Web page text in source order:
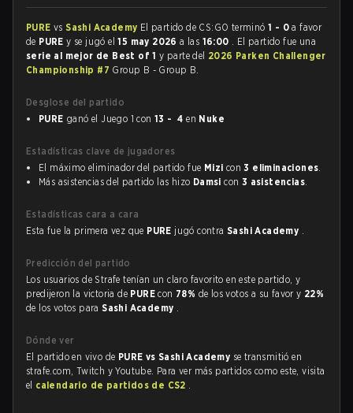
PURE vs Sashi Academy El partido de CS:GO terminó1 - 0 a favor
de PUREy se jugó el15 may 2026a las 16:00 . El partido fue una
serie al mejor de Best of 1y parte del 2026 Parken Challenger
Championship #7 Group B - Group B.
Desglose del partido
PURE ganó el Juego 1 con13 - 4 en Nuke
Estadísticas clave de jugadores
El máximo eliminador del partido fue Mizi con3 eliminaciones.
Más asistencias del partido las hizo Damsi con 3 asistencias.
Estadísticas cara a cara
Esta fue la primera vez que PURE jugó contraSashi Academy .
Predicción del partido
Los usuarios de Strafe tenían un claro favorito en este partido, y
predijeron la victoria de PUREcon 78% de los votos a su favor y 22%
de los votos paraSashi Academy .
Dónde ver
El partido en vivo de PURE vs Sashi Academy se transmitió en
strafe.com, Twitch y Youtube. Para ver más partidos como este, visita
el calendario de partidos de CS2 .